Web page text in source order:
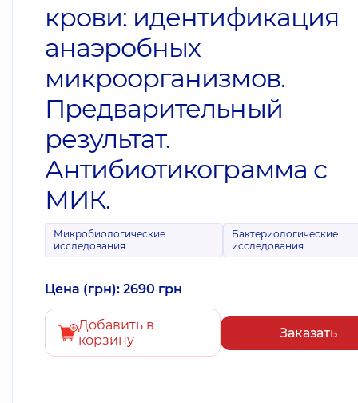
крови: идентификация
анаэробных
микроорганизмов.
Предварительный
результат.
Антибиотикограмма с
МИК.
Микробиологические
исследования
Бактериологические
исследования
Цена (грн): 2690 грн
Добавить в
корзину
Заказать